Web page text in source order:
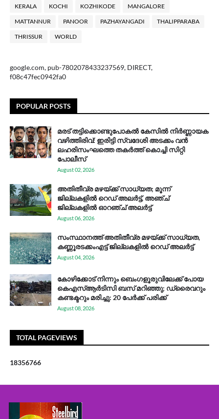
KERALA KOCHI KOZHIKODE MANGALORE
MATTANNUR PANOOR PAZHAYANGADI THALIPPARABA
THRISSUR WORLD
google.com, pub-7802078433237569, DIRECT,
f08c47fec0942fa0
POPULAR POSTS
മരട് തട്ടിക്കൊണ്ടുപോകൽ കേസിൽ നിർണ്ണായക
വഴിത്തിരിവ്: ഇരിട്ടി സ്വദേശി അടക്കം വൻ
ലഹരിസംഘത്തെ തകർത്ത് കൊച്ചി സിറ്റി
പോലീസ്
August 02, 2026
അതിതീവ്ര മഴയ്ക്ക് സാധ്യത; മൂന്ന്
ജില്ലകളിൽ റെഡ് അലർട്ട്, അഞ്ച്
ജില്ലകളിൽ ഓറഞ്ച് അലർട്ട്
August 06, 2026
സം​സ്ഥാ​ന​ത്ത് അ​തി​തീ​വ്ര മ​ഴ​യ്ക്ക് സാ​ധ്യ​ത,
കണ്ണൂരടക്കംഎ​ട്ട് ജി​ല്ല​ക​ളി​ൽ റെ​ഡ് അ​ലർ​ട്ട്
August 04, 2026
കോഴിക്കോട് നിന്നും ബെംഗളൂരുവിലേക്ക് പോയ
കെഎസ്ആര്‍ടിസി ബസ് മറിഞ്ഞു; ഡ്രൈവറും
കണ്ടക്ടറും മരിച്ചു: 20 പേര്‍ക്ക് പരിക്ക്
August 08, 2026
TOTAL PAGEVIEWS
18356766